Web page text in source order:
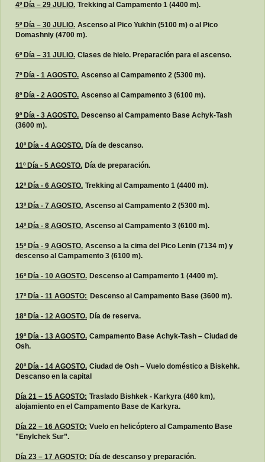
4º Día – 29 JULIO. Trekking al Campamento 1 (4400 m).
5º Día – 30 JULIO. Ascenso al Pico Yukhin (5100 m) o al Pico
Domashniy (4700 m).
6º Día – 31 JULIO. Clases de hielo. Preparación para el ascenso.
7º Día - 1 AGOSTO. Ascenso al Campamento 2 (5300 m).
8º Día - 2 AGOSTO. Ascenso al Campamento 3 (6100 m).
9º Día - 3 AGOSTO. Descenso al Campamento Base Achyk-Tash
(3600 m).
10º Día - 4 AGOSTO. Día de descanso.
11º Día - 5 AGOSTO. Día de preparación.
12º Día - 6 AGOSTO. Trekking al Campamento 1 (4400 m).
13º Día - 7 AGOSTO. Ascenso al Campamento 2 (5300 m).
14º Día - 8 AGOSTO. Ascenso al Campamento 3 (6100 m).
15º Día - 9 AGOSTO. Ascenso a la cima del Pico Lenin (7134 m) y
descenso al Campamento 3 (6100 m).
16º Día - 10 AGOSTO. Descenso al Campamento 1 (4400 m).
17º Día - 11 AGOSTO: Descenso al Campamento Base (3600 m).
18º Día - 12 AGOSTO. Día de reserva.
19º Día - 13 AGOSTO. Campamento Base Achyk-Tash – Ciudad de
Osh.
20º Día - 14 AGOSTO. Ciudad de Osh – Vuelo doméstico a Biskehk.
Descanso en la capital
Día 21 – 15 AGOSTO: Traslado Bishkek - Karkyra (460 km),
alojamiento en el Campamento Base de Karkyra.
Día 22 – 16 AGOSTO: Vuelo en helicóptero al Campamento Base
"Enylchek Sur”.
Día 23 – 17 AGOSTO: Día de descanso y preparación.